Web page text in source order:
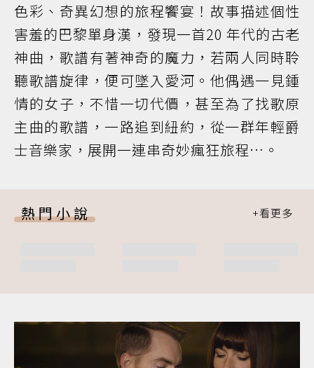
色彩、奇異幻想的旅程饗宴！故事描述個性
害羞的巴黎單身漢，發現一首20 年代的古老
神曲，歌譜有著神奇的魔力，若兩人同時聆
聽歌譜旋律，便可墜入愛河。他偶遇一見鍾
情的女子，不惜一切代價，甚至為了找歌原
主曲的歌譜，一路追到紐約，從一群年輕爵
士音樂家，展開一連串奇妙瘋狂旅程…。
熱門小說